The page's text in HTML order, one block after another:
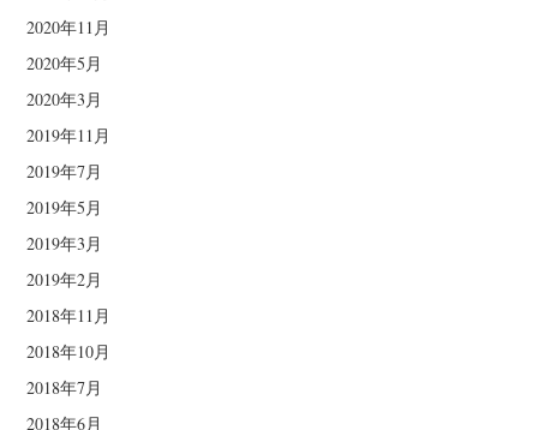
2020年11月
2020年5月
2020年3月
2019年11月
2019年7月
2019年5月
2019年3月
2019年2月
2018年11月
2018年10月
2018年7月
2018年6月